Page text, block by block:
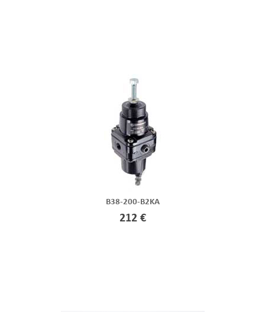
B38-200-B2KA
212 €